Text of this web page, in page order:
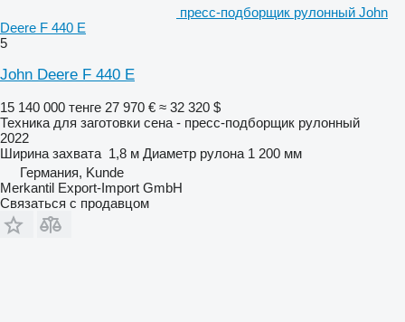
пресс-подборщик рулонный John
Deere F 440 E
5
John Deere F 440 E
15 140 000 тенге 27 970 € ≈ 32 320 $
Техника для заготовки сена - пресс-подборщик рулонный
2022
Ширина захвата 1,8 м Диаметр рулона 1 200 мм
Германия, Kunde
Merkantil Export-Import GmbH
Связаться с продавцом